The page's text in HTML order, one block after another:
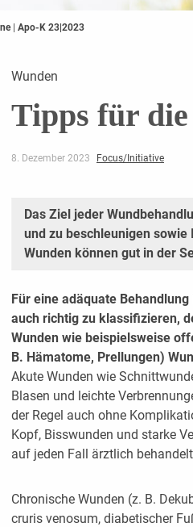
| Apo-K 23|2023
Wunden
Tipps für
8. Dezember 2023 Focus/Initiative
Das Ziel jeder
und zu beschleunigen
Wunden können gut in der
Für eine adäquate
auch richtig zu klassifizieren,
Wunden wie beispielsweise
B. Hämatome, Prellungen)
Akute Wunden wie
Blasen und leichte
der Regel auch ohne
Kopf, Bisswunden und starke
auf jeden Fall ärztlich
Chronische Wunden (z. B.
cruris venosum, diabetischer